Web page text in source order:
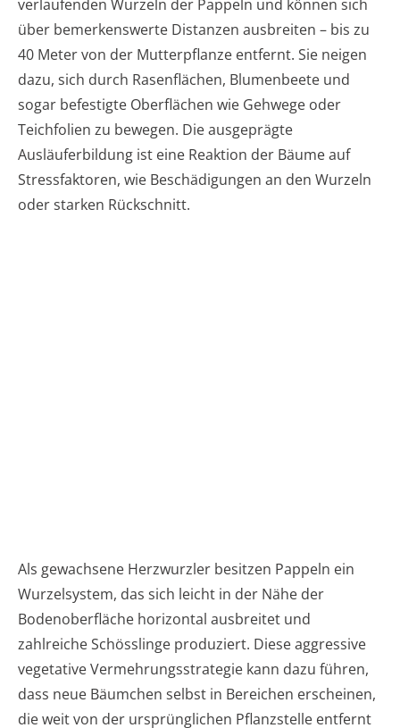
verlaufenden Wurzeln der Pappeln und können sich
über bemerkenswerte Distanzen ausbreiten – bis zu
40 Meter von der Mutterpflanze entfernt. Sie neigen
dazu, sich durch Rasenflächen, Blumenbeete und
sogar befestigte Oberflächen wie Gehwege oder
Teichfolien zu bewegen. Die ausgeprägte
Ausläuferbildung ist eine Reaktion der Bäume auf
Stressfaktoren, wie Beschädigungen an den Wurzeln
oder starken Rückschnitt.
Als gewachsene Herzwurzler besitzen Pappeln ein
Wurzelsystem, das sich leicht in der Nähe der
Bodenoberfläche horizontal ausbreitet und
zahlreiche Schösslinge produziert. Diese aggressive
vegetative Vermehrungsstrategie kann dazu führen,
dass neue Bäumchen selbst in Bereichen erscheinen,
die weit von der ursprünglichen Pflanzstelle entfernt